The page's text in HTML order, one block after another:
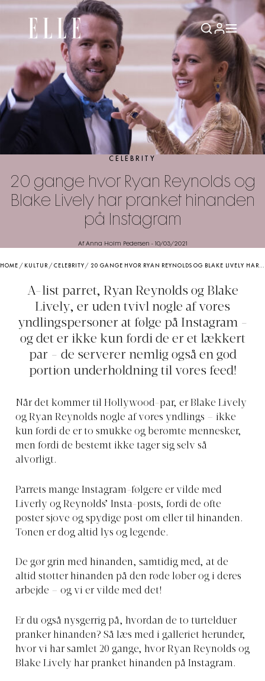
CELEBRITY
20 gange hvor Ryan Reynolds og
Blake Lively har pranket hinanden
på Instagram
Af Anna Holm Pedersen - 10/03/2021
HOME / KULTUR /CELEBRITY / 20 GANGE HVOR RYAN REYNOLDS OG BLAKE LIVELY HAR PRANKET HINANDEN PÅ INSTAGRAM
A-list parret, Ryan Reynolds og Blake
Lively, er uden tvivl nogle af vores
yndlingspersoner at følge på Instagram -
og det er ikke kun fordi de er et lækkert
par - de serverer nemlig også en god
portion underholdning til vores feed!
Når det kommer til Hollywood-par, er Blake Lively
og Ryan Reynolds nogle af vores yndlings – ikke
kun fordi de er to smukke og berømte mennesker,
men fordi de bestemt ikke tager sig selv så
alvorligt.
Parrets mange Instagram-følgere er vilde med
Liverly og Reynolds’ Insta-posts, fordi de ofte
poster sjove og spydige post om eller til hinanden.
Tonen er dog altid lys og legende.
De gør grin med hinanden, samtidig med, at de
altid støtter hinanden på den røde løber og i deres
arbejde – og vi er vilde med det!
Er du også nysgerrig på, hvordan de to turtelduer
pranker hinanden? Så læs med i galleriet herunder,
hvor vi har samlet 20 gange, hvor Ryan Reynolds og
Blake Lively har pranket hinanden på Instagram.